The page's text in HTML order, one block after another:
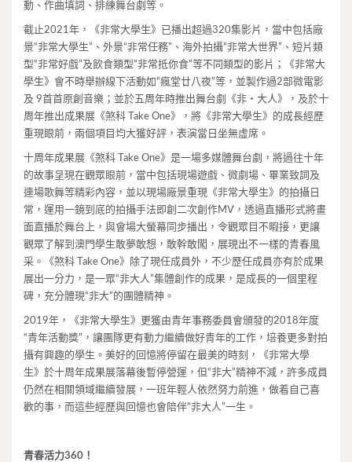
動、作曲填詞、排練舞台劇等。
截止2021年，《非常大學生》已播出超過320集影片，當中包括廠
景“非常大學生”、外景“非常任務”、海外拍攝“非常大世界”、短片類
型“非常好戲”及飲食類型“非常抵你食”等不同類型的影片；《非常大
學生》會不時舉辦線下活動如“瘋堂廿八夜”等，並製作過2部微電影
及 9首首原創音樂；並於五周年時推出舞台劇《非・大人》，及於十
周年推出成果展《煞科 Take One》，將《非常大學生》的成長經歷
重現眼前，兩個項目均大獲好評，表演當日坐無虛席。
十周年成果展《煞科 Take One》是一場多媒體舞台劇，將過往十年
的故事呈現在觀眾眼前，當中包括現場遊戲、微劇場、畢業致詞及
連場歌舞等精彩內容，並以現場廠景重現《非常大學生》的拍攝日
常，運用一鏡到底的拍攝手法即創二次創作MV，透過直播形式將畫
面直播於舞台上，與會場大螢幕同步播出，令觀眾目不暇接，更讓
觀眾了解到澳門學生敢夢敢想，敢幹敢闖，展現出不一樣的青春風
采。《煞科 Take One》除了現任成員外，不少歷任成員亦有於成果
展出一分力，是一眾“非大人”集體創作的成果，是成長的一個里程
碑，充分體現“非大”的團體精神。
2019年，《非常大學生》更獲由青年事務委員會頒發的2018年度
“青年活動獎”，讓團隊更有動力繼續做好青年的工作，培養更多對拍
攝有興趣的學生。美好的回憶將停留在最美的時刻，《非常大學
生》於十周年成果展落幕後暫停營運，但“非大”精神不減，許多成員
仍然在相關領域繼續發展，一班年輕人依然努力前進，做着自己喜
歡的事，而這些經歷與回憶也會陪伴“非大人”一生。
青春活力360！